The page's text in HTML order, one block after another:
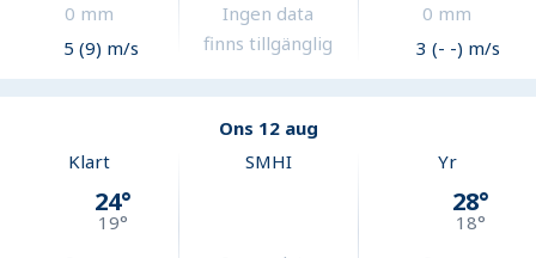
0 mm
5 (9) m/s
Ingen data
finns tillgänglig
0 mm
3 (- -) m/s
Ons 12 aug
Klart
24°
19°
SMHI Yr
28°
18°